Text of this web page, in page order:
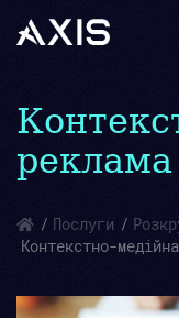
реклама
Послуги
Контекстно-